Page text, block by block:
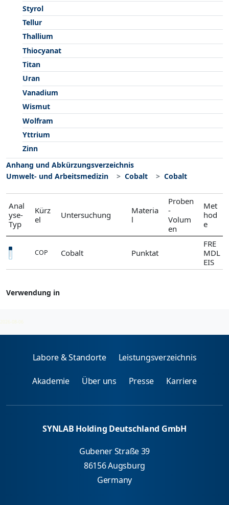
Styrol
Tellur
Thallium
Thiocyanat
Titan
Uran
Vanadium
Wismut
Wolfram
Yttrium
Zinn
Anhang und Abkürzungsverzeichnis
Umwelt- und Arbeitsmedizin
Cobalt Cobalt
Anal
yse-
Typ
Kürz
el
Untersuchung
Materia
l
Proben
-
Volum
en
Met
hod
e
COP Cobalt Punktat
FRE
MDL
EIS
Verwendung in
2026-08-06
Labore & Standorte Leistungsverzeichnis
Akademie Über uns Presse Karriere
SYNLAB Holding Deutschland GmbH
Gubener Straße 39
86156 Augsburg
Germany